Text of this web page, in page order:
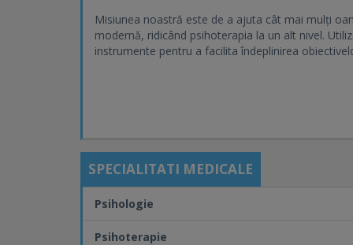
Misiunea noastră este de a ajuta cât mai mulți
modernă, ridicând psihoterapia la un alt nivel.
instrumente pentru a facilita îndeplinirea
SPECIALITATI MEDICALE
Psihologie
Psihoterapie